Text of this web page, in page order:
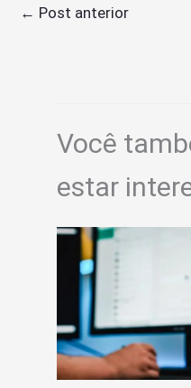
← Post anterior
Você
estar